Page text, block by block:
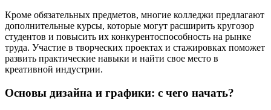
Кроме обязательных предметов, многие колледжи предлагают
дополнительные курсы, которые могут расширить кругозор
студентов и повысить их конкурентоспособность на рынке
труда. Участие в творческих проектах и стажировках поможет
развить практические навыки и найти свое место в
креативной индустрии.
Основы дизайна и графики: с чего начать?